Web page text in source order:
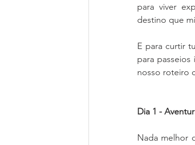
para viver
destino que
E para curtir
para
nosso roteiro
Dia 1 -
Nada melhor